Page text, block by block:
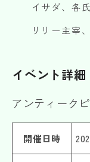
イサダ、各
リリー主宰
イベント詳細
アンティーク
開催日時